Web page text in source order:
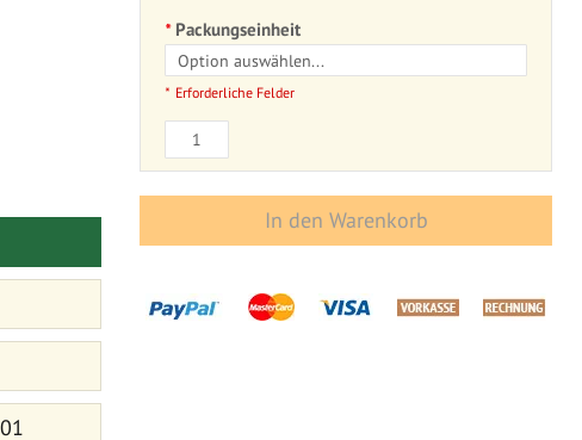
Packungseinheit
Erforderliche Felder
In den Warenkorb